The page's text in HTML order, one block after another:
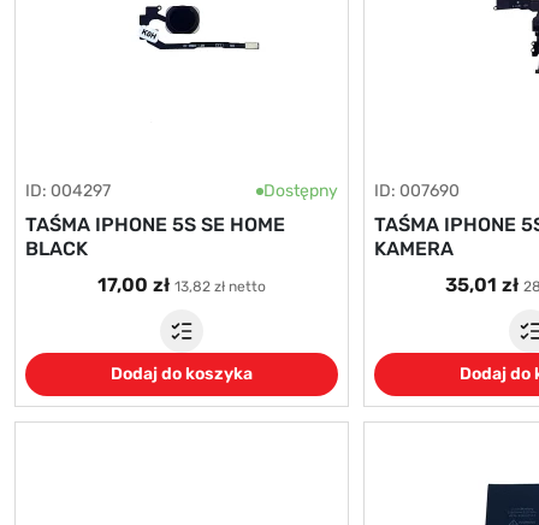
ID: 004297 Dostępny
TAŚMA IPHONE 5S SE HOME
BLACK
17,00 zł 13,82 zł netto
Dodaj do koszyka
ID: 007690
TAŚMA IPHONE
KAMERA
35,01 zł
Dodaj do